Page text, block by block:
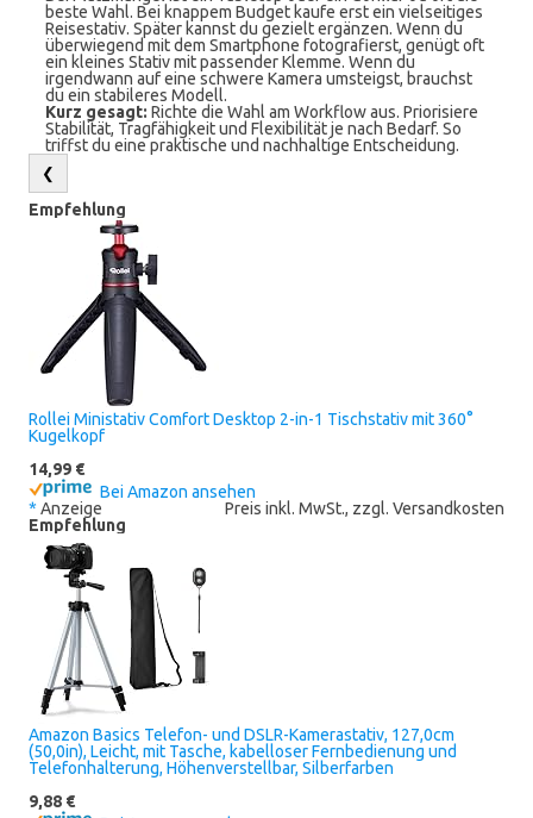
beste Wahl. Bei knappem Budget kaufe erst ein vielseitiges
Reisestativ. Später kannst du gezielt ergänzen. Wenn du
überwiegend mit dem Smartphone fotografierst, genügt oft
ein kleines Stativ mit passender Klemme. Wenn du
irgendwann auf eine schwere Kamera umsteigst, brauchst
du ein stabileres Modell.
Kurz gesagt: Richte die Wahl am Workflow aus. Priorisiere
Stabilität, Tragfähigkeit und Flexibilität je nach Bedarf. So
triffst du eine praktische und nachhaltige Entscheidung.
❮
Empfehlung
Rollei Ministativ Comfort Desktop 2-in-1 Tischstativ mit 360°
Kugelkopf
14,99 €
Bei Amazon ansehen
* Anzeige
Preis inkl. MwSt., zzgl. Versandkosten
Empfehlung
Amazon Basics Telefon- und DSLR-Kamerastativ, 127,0cm
(50,0in), Leicht, mit Tasche, kabelloser Fernbedienung und
Telefonhalterung, Höhenverstellbar, Silberfarben
9,88 €